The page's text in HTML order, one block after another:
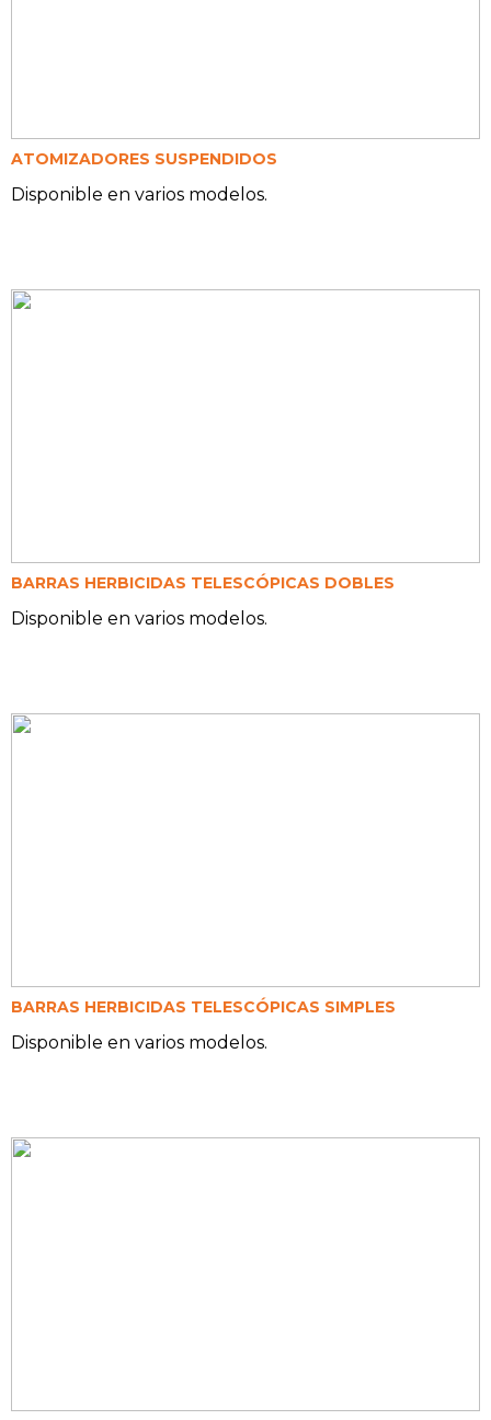
ATOMIZADORES SUSPENDIDOS
Disponible en varios modelos.
BARRAS HERBICIDAS TELESCÓPICAS DOBLES
Disponible en varios modelos.
BARRAS HERBICIDAS TELESCÓPICAS SIMPLES
Disponible en varios modelos.